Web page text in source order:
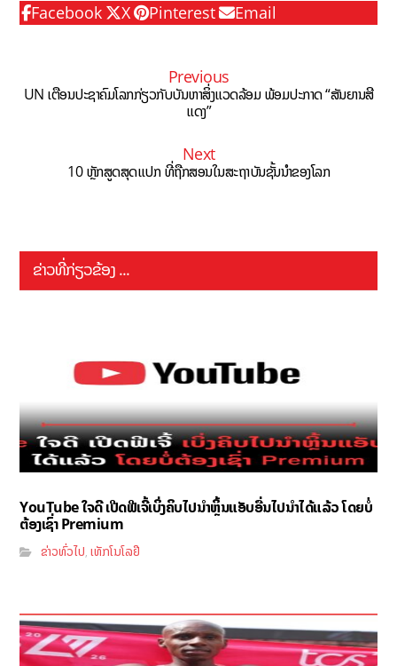
Facebook X Pinterest Email
Previous
UN ເຕືອນປະຊາຄົມໂລກກ່ຽວກັບບັນຫາສິ່ງແວດລ້ອມ ພ້ອມປະກາດ “ສັນຍານສີ
ແດງ”
Next
10 ຫຼັກສູດສຸດແປກ ທີ່ຖືກສອນໃນສະຖາບັນຊັ້ນນຳຂອງໂລກ
ຂ່າວທີ່ກ່ຽວຂ້ອງ ...
YouTube ໃຈດີ ເປີດຟີເຈີ້ເບິ່ງຄິບໄປນຳຫຼິ້ນແອັບອື່ນໄປນຳໄດ້ແລ້ວ ໂດຍບໍ່
ຕ້ອງເຊົ່າ Premium
ຂ່າວທົ່ວໄປ,ເທັກໂນໂລຢີ